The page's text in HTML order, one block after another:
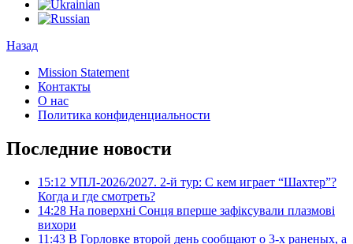
Назад
Mission Statement
Контакты
О нас
Политика конфиденциальности
Последние новости
15:12 УПЛ-2026/2027. 2-й тур: С кем играет “Шахтер”?
Когда и где смотреть?
14:28 На поверхні Сонця вперше зафіксували плазмові
вихори
11:43 В Горловке второй день сообщают о 3-х раненых, а